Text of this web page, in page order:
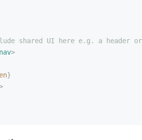
shared UI here e.g. a header
nav>
}